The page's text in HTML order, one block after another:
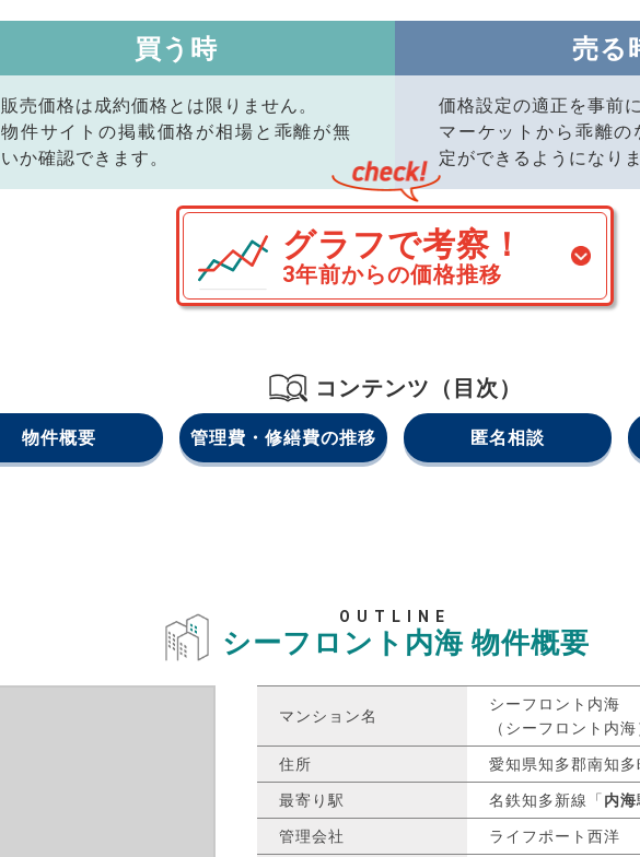
買う時
販売価格は成約価格とは限りません。
物件サイトの掲載価格が相場と乖離が無
いか確認できます。
売る
価格設定の適正を事前
マーケットから乖離
定ができるようになり
グラフで考察！
3年前からの価格推移
コンテンツ（目次）
物件概要 管理費・修繕費の推移 匿名相談
OUTLINE
シーフロント内海 物件概要
マンション名
シーフロント内海
（シーフロント内
住所 愛知県知多郡南知
最寄り駅 名鉄知多新線「 内海
管理会社 ライフポート西洋